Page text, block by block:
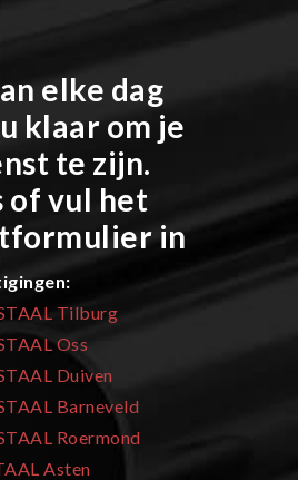
elke dag
klaar om je
te zijn.
of vul het
in
Tilburg
Oss
Duiven
Barneveld
Roermond
Asten